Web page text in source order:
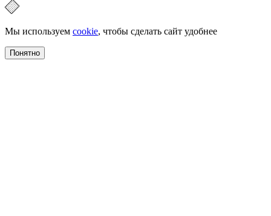
Мы используем cookie, чтобы сделать сайт удобнее
Понятно